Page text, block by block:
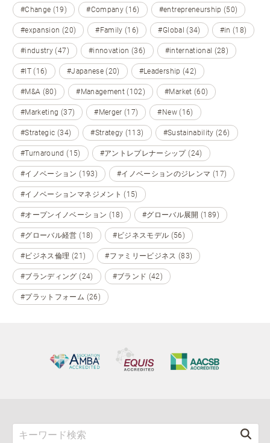
#Change (19) #Company (16) #entrepreneurship (50)
#expansion (20) #Family (16) #Global (34) #in (18)
#industry (47) #innovation (36) #international (28)
#IT (16) #Japanese (20) #Leadership (42)
#M&A (80) #Management (102) #Market (60)
#Marketing (37) #Merger (17) #New (16)
#Strategic (34) #Strategy (113) #Sustainability (26)
#Turnaround (15) #アントレプレナーシップ (24)
#イノベーション (193) #イノベーションのジレンマ (17)
#イノベーションマネジメント (15)
#オープンイノベーション (18) #グローバル展開 (189)
#グローバル経営 (18) #ビジネスモデル (56)
#ビジネス倫理 (21) #ファミリービジネス (83)
#ブランディング (24) #ブランド (42)
#プラットフォーム (26)